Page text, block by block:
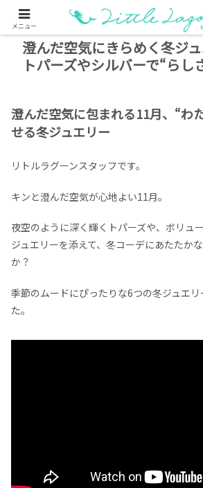
澄んだ空気にきらめく冬ジュ
トパーズやシルバーで“らし
澄んだ空気に包まれる11月、“わ
せる冬ジュエリー
リトルラグーンスタッフです。
キンと澄んだ空気が心地よい11月。
夜空のように深く輝くトパーズや、ボリュ
ジュエリーを添えて、冬コーデにあたたか
か？
季節のムードにぴったりな6つの冬ジュエ
た。
メニュー